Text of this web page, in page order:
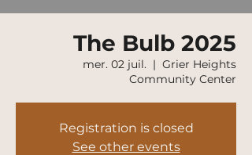
The Bulb 2025
mer. 02 juil.
  |
Grier Heights
Community Center
Registration is closed
See other events